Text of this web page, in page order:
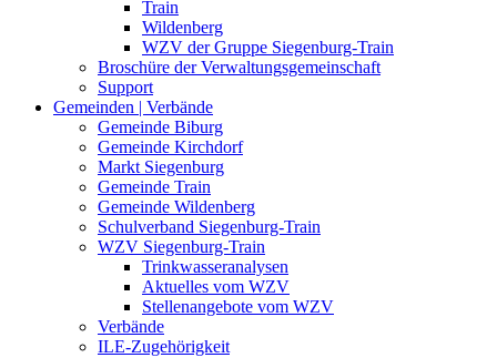
Train
Wildenberg
WZV der Gruppe Siegenburg-Train
Broschüre der Verwaltungsgemeinschaft
Support
Gemeinden | Verbände
Gemeinde Biburg
Gemeinde Kirchdorf
Markt Siegenburg
Gemeinde Train
Gemeinde Wildenberg
Schulverband Siegenburg-Train
WZV Siegenburg-Train
Trinkwasseranalysen
Aktuelles vom WZV
Stellenangebote vom WZV
Verbände
ILE-Zugehörigkeit